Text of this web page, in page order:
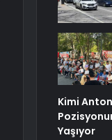
Kimi
Yaşıyor